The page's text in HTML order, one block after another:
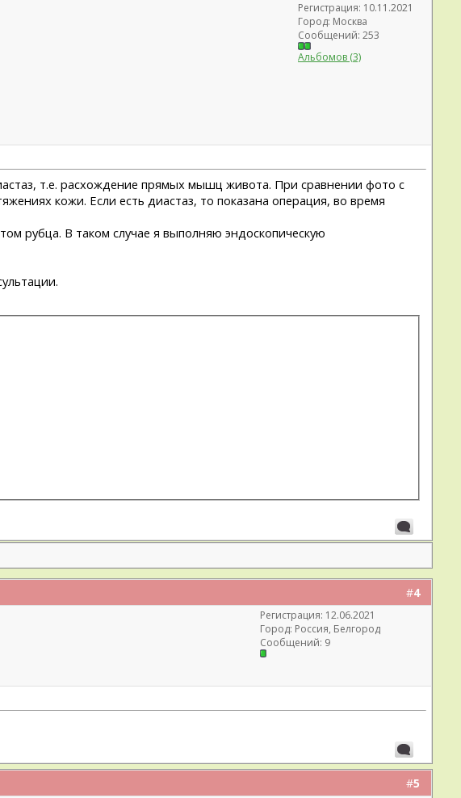
Регистрация: 10.11.2021
Город: Москва
Сообщений: 253
Альбомов (3)
т.е. расхождение прямых мышц живота. При сравнении фото с
кожи. Если есть диастаз, то показана операция, во время
рубца. В таком случае я выполняю эндоскопическую
#4
Регистрация: 12.06.2021
Город: Россия, Белгород
Сообщений: 9
#5